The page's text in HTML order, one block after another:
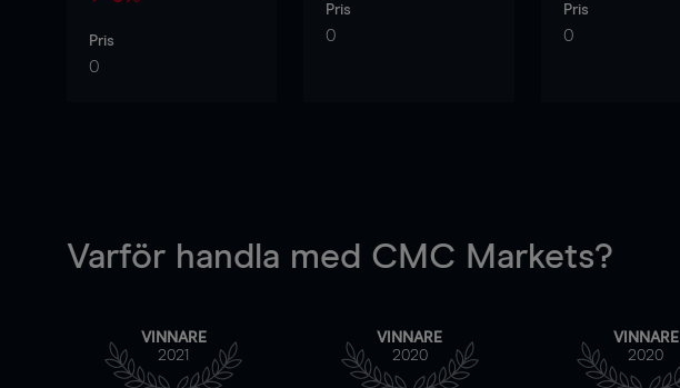
Pris
0
Pris
0
Pris
0
Varför handla med CMC Markets?
VINNARE
2021
VINNARE
2020
VINNARE
2020